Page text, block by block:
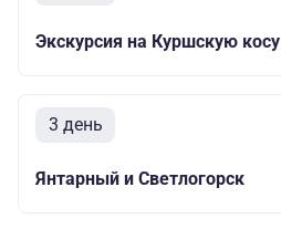
Экскурсия на Куршскую косу
3 день
Янтарный и Светлогорск